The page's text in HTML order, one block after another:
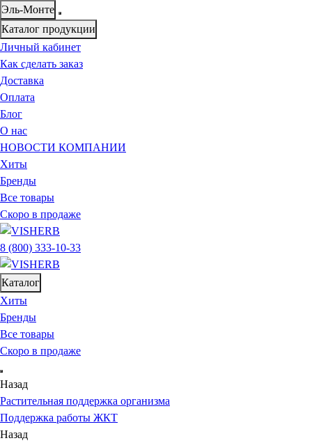
Эль-Монте
Каталог продукции
Личный кабинет
Как сделать заказ
Доставка
Оплата
Блог
О нас
НОВОСТИ КОМПАНИИ
Хиты
Бренды
Все товары
Скоро в продаже
8 (800) 333-10-33
Каталог
Хиты
Бренды
Все товары
Скоро в продаже
Назад
Растительная поддержка организма
Поддержка работы ЖКТ
Назад